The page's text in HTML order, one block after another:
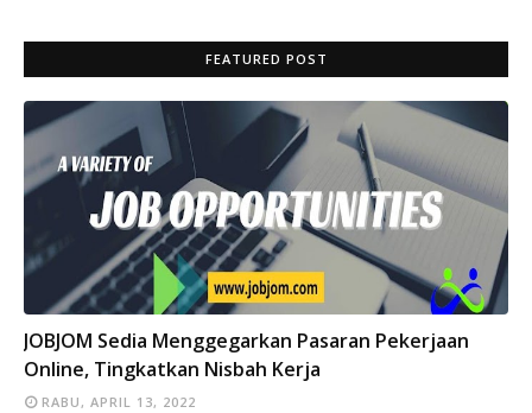
FEATURED POST
INFO
JOBJOM Sedia Menggegarkan Pasaran Pekerjaan
Online, Tingkatkan Nisbah Kerja
RABU, APRIL 13, 2022